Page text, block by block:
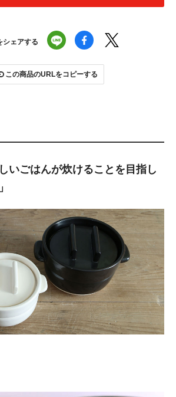
シェアする
この商品のURLをコピーする
いごはんが炊けることを目指し